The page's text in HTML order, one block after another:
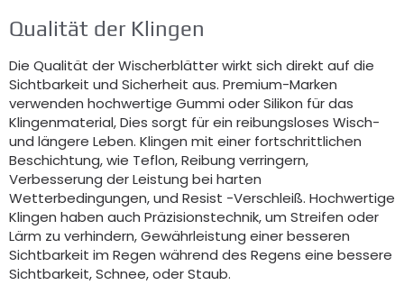
Qualität der Klingen
Die Qualität der Wischerblätter wirkt sich direkt auf die
Sichtbarkeit und Sicherheit aus. Premium-Marken
verwenden hochwertige Gummi oder Silikon für das
Klingenmaterial, Dies sorgt für ein reibungsloses Wisch-
und längere Leben. Klingen mit einer fortschrittlichen
Beschichtung, wie Teflon, Reibung verringern,
Verbesserung der Leistung bei harten
Wetterbedingungen, und Resist -Verschleiß. Hochwertige
Klingen haben auch Präzisionstechnik, um Streifen oder
Lärm zu verhindern, Gewährleistung einer besseren
Sichtbarkeit im Regen während des Regens eine bessere
Sichtbarkeit, Schnee, oder Staub.